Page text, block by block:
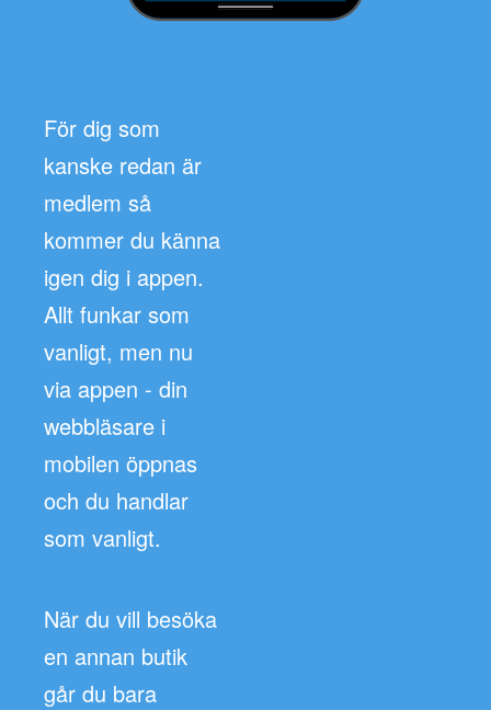
För dig som
kanske redan är
medlem så
kommer du känna
igen dig i appen.
Allt funkar som
vanligt, men nu
via appen - din
webbläsare i
mobilen öppnas
och du handlar
som vanligt.
När du vill besöka
en annan butik
går du bara